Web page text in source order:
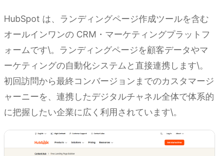
HubSpot は、ランディングページ作成ツールを含む
オールインワンの CRM・マーケティングプラットフ
ォームです\。ランディングページを顧客データやマ
ーケティングの自動化システムと直接連携します\。
初回訪問から最終コンバージョンまでのカスタマージ
ャーニーを、連携したデジタルチャネル全体で体系的
に把握したい企業に広く利用されています\。